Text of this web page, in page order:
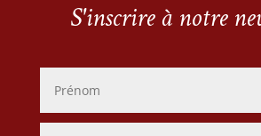
S'inscrire à notre